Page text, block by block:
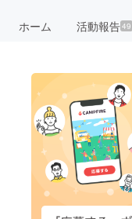
ホーム 活動報告49